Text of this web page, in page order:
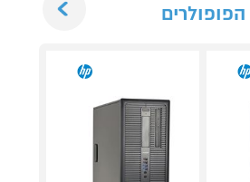
הפופולרים